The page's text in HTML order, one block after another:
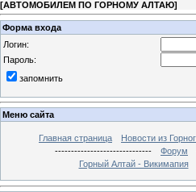
[АВТОМОБИЛЕМ ПО ГОРНОМУ АЛТАЮ]
Форма входа
Логин:
Пароль:
запомнить
Меню сайта
Главная страница Новости из
------------------------------
Форум
Горный Алтай - Викимапия